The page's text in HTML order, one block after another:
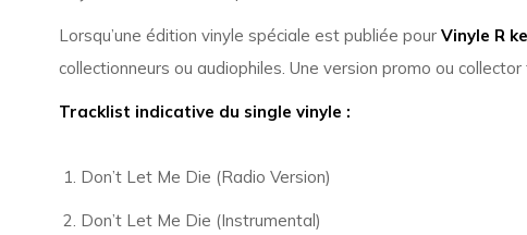
Lorsqu’une édition vinyle spéciale est publiée pour Vinyle R
collectionneurs ou audiophiles. Une version promo ou
Tracklist indicative du single vinyle :
Don’t Let Me Die (Radio Version)
Don’t Let Me Die (Instrumental)